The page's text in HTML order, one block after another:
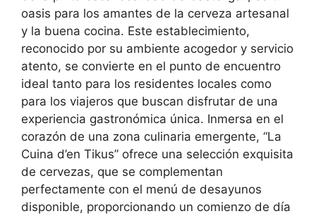
oasis para los amantes de la cerveza artesanal
y la buena cocina. Este establecimiento,
reconocido por su ambiente acogedor y servicio
atento, se convierte en el punto de encuentro
ideal tanto para los residentes locales como
para los viajeros que buscan disfrutar de una
experiencia gastronómica única. Inmersa en el
corazón de una zona culinaria emergente, “La
Cuina d’en Tikus” ofrece una selección exquisita
de cervezas, que se complementan
perfectamente con el menú de desayunos
disponible, proporcionando un comienzo de día